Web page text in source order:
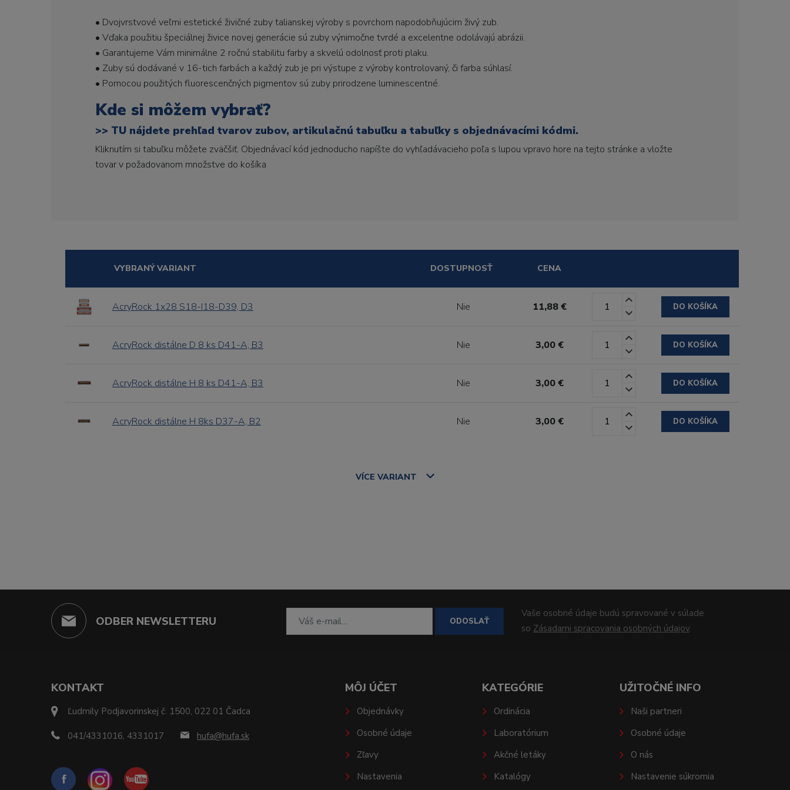
• Dvojvrstvové veľmi estetické živičné zuby talianskej výroby s povrchom napodobňujúcim živý zub.
• Vďaka použitiu špeciálnej živice novej generácie sú zuby výnimočne tvrdé a excelentne odolávajú abrázii.
• Garantujeme Vám minimálne 2 ročnú stabilitu farby a skvelú odolnosť proti plaku.
• Zuby sú dodávané v 16-tich farbách a každý zub je pri výstupe z výroby kontrolovaný, či farba súhlasí.
• Pomocou použitých fluorescenčných pigmentov sú zuby prirodzene luminescentné.
Kde si môžem vybrať?
>> TU nájdete prehľad tvarov zubov, artikulačnú tabuľku a tabuľky s objednávacími kódmi.
Kliknutím si tabuľku môžete zväčšiť. Objednávací kód jednoducho napíšte do vyhľadávacieho poľa s lupou vpravo hore na tejto stránke a vložte
tovar v požadovanom množstve do košíka
VYBRANÝ VARIANT DOSTUPNOSŤ CENA
AcryRock 1x28 S18-I18-D39, D3 Nie 11,88 € DO KOŠÍKA
AcryRock distálne D 8 ks D41-A, B3 Nie 3,00 € DO KOŠÍKA
AcryRock distálne H 8 ks D41-A, B3 Nie 3,00 € DO KOŠÍKA
AcryRock distálne H 8ks D37-A, B2 Nie 3,00 € DO KOŠÍKA
VÍCE VARIANT
ODBER NEWSLETTERU ODOSLAŤ
Vaše osobné údaje budú spravované v súlade
so Zásadami spracovania osobných údajov.
KONTAKT
Ľudmily Podjavorinskej č. 1500, 022 01 Čadca
041/4331016, 4331017 hufa@hufa.sk
MÔJ ÚČET
Objednávky
Osobné údaje
Zľavy
Nastavenia
KATEGÓRIE
Ordinácia
Laboratórium
Akčné letáky
Katalógy
UŽITOČNÉ INFO
Naši partneri
Osobné údaje
O nás
Nastavenie súkromia